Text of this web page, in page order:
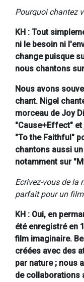
Pourquoi chantez
KH : Tout
ni le besoin ni
change puisque
nous chantons
Nous avons
chant. Nigel
morceau de Joy
"Cause+Effect"
"To the Faithful"
chantons aussi
notamment sur
Ecrivez-vous de la
parfait pour un
KH : Oui, en
été enregistré en
film imaginaire.
créées avec des
par nature ; nous
de collaborations